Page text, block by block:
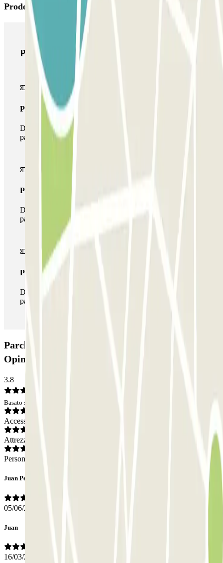
Prodotti di Parclick
Prodotti di Parclick
Pass unico
Durante il tuo soggiorno potrai entrare e uscire dal
parcheggio una sola volta
Pass multiparking
Durante il tuo soggiorno potrai usufruire dell'intera rete di
parcheggi disponibili su Parclick.
Pass illlimitato
Durante il tuo soggiorno potrai entrare e uscire dal
parcheggio tutte le volte che vorrai.
Parcheggio APK2 Avenida de la Horchata:
Opinioni
3.8
Basato su 29 opinioni
Accesso
Attrezzatura
Personale
Juan Pedro
05/06/2026
Juan
16/03/2026